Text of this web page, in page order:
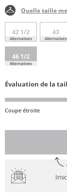
Quelle taille
42 1/2
Alternatives
43
Alternatives
46 1/2
Alternatives
Évaluation de la
Coupe étroite